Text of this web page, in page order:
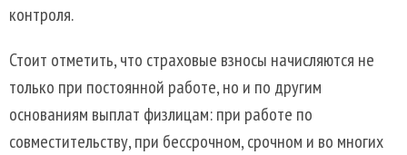
контроля.
Стоит отметить, что страховые взносы начисляются не
только при постоянной работе, но и по другим
основаниям выплат физлицам: при работе по
совместительству, при бессрочном, срочном и во многих